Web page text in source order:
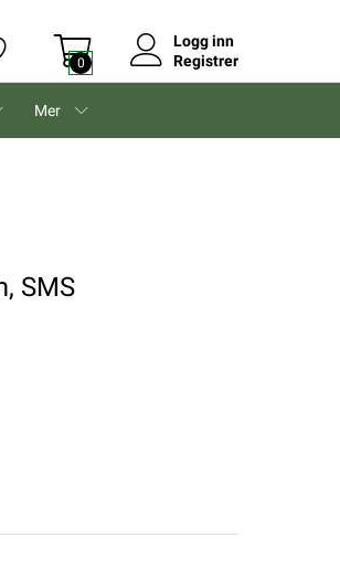
0
Logg inn
Registrer
Mer
SMS